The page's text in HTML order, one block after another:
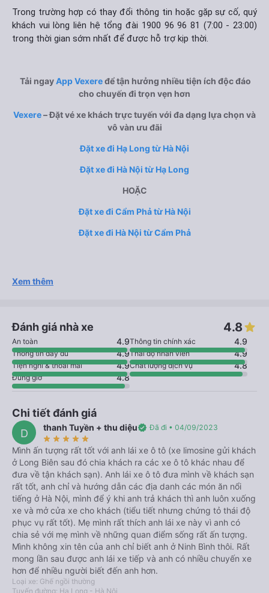
Trong trường hợp có thay đổi thông tin hoặc gặp sự cố, quý
khách vui lòng liên hệ tổng đài 1900 96 96 81 (7:00 - 23:00)
trong thời gian sớm nhất để được hỗ trợ kịp thời.
Tải ngayApp Vexeređể tận hưởng nhiều tiện ích độc đáo
cho chuyến đi trọn vẹn hơn
Vexere– Đặt vé xe khách trực tuyến với đa dạng lựa chọn và
vô vàn ưu đãi
Đặt xe đi Hạ Long từ Hà Nội
Đặt xe đi Hà Nội từ Hạ Long
HOẶC
Đặt xe đi Cẩm Phả từ Hà Nội
Đặt xe đi Hà Nội từ Cẩm Phả
Xem thêm
Đánh giá nhà xe 4.8
An toàn 4.9Thông tin chính xác 4.9
Thông tin đầy đủ 4.9Thái độ nhân viên 4.9
Tiện nghi & thoải mái 4.9Chất lượng dịch vụ 4.8
Đúng giờ 4.8
Chi tiết đánh giá
D thanh Tuyền + thu diệuverified Đã đi • 04/09/2023
star_rate star_rate star_rate star_rate star_rate
Mình ấn tượng rất tốt với anh lái xe ô tô (xe limosine gửi khách
ở Long Biên sau đó chia khách ra các xe ô tô khác nhau để
đưa về tận khách sạn). Anh lái xe ô tô đưa mình về khách sạn
rất tốt, anh chỉ và hướng dẫn các địa danh các món ăn nổi
tiếng ở Hà Nội, mình để ý khi anh trả khách thì anh luôn xuống
xe và mở cửa xe cho khách (tiểu tiết nhưng chứng tỏ thái độ
phục vụ rất tốt). Mẹ mình rất thích anh lái xe này vì anh có
chia sẻ với mẹ mình về những quan điểm sống rất ấn tượng.
Mình không xin tên của anh chỉ biết anh ở Ninh Bình thôi. Rất
mong lần sau được anh lái xe tiếp và anh có nhiều chuyến xe
hơn để nhiều người biết đến anh hơn.
Loại xe: Ghế ngồi thường
Tuyến đường: Hạ Long - Hà Nội